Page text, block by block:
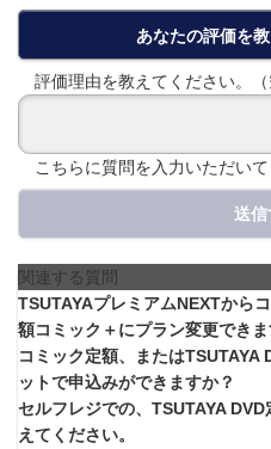
あなたの評価を
評価理由を教えてください。（
こちらに質問を入力いただいて
送信
関連する質問
TSUTAYAプレミアムNEXTから
額コミック＋にプラン変更できま
コミック定額、またはTSUTAYA
ットで申込みができますか？
セルフレジでの、TSUTAYA
えてください。